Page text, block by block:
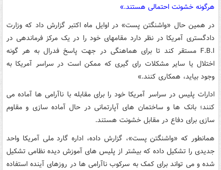
هرگونه خشونت احتمالی هستند.»
در همین حال «واشنگتن پست» در اوایل ماه اکتبر گزارش داد که وزارت
دادگستری آمریکا در نظر دارد مقام‎های خود را در یک مرکز فرماندهی در
F.B.I مستقر کند تا برای هماهنگی در جهت پاسخ فدرال به هر گونه
اختلال یا سایر مشکلات رای گیری که ممکن است در سراسر آمریکا به
وجود بیاید، همکاری کنند.»
ادارات پلیس در سراسر آمریکا خود را برای مقابله با ناآرامی ها آماده می
کنند؛ بانک ها و ساختمان های آپارتمانی در حال آماده سازی و مقاوم
سازی برای دفاع در مقابل خشونت هستند.
همانطور که «واشنگتن پست»، گزارش داده، اداره گارد ملی آمریکا واحد
جدیدی را تشکیل داده که بیشتر از پلیس های آموزش دیده نظامی تشکیل
شده و می تواند برای کمک به سرکوب ناآرامی ها در روزهای آینده استفاده